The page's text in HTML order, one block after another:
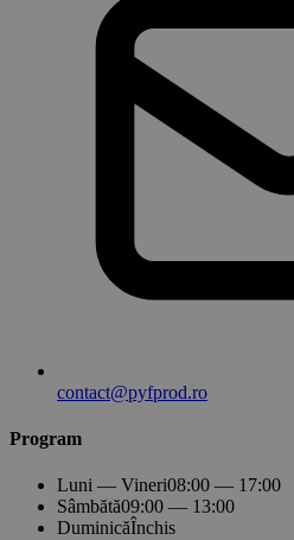
contact@pyfprod.ro
Program
Luni — Vineri08:00 — 17:00
Sâmbătă09:00 — 13:00
DuminicăÎnchis